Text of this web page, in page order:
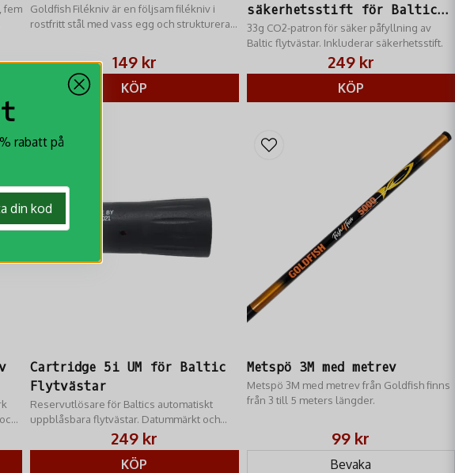
fem
Goldfish Filékniv är en följsam filékniv i
rostfritt stål med vass egg och strukturerat
149 kr
KÖP
säkerhetsstift för Baltic
flytvästar
33g CO2-patron för säker påfyllning av
Baltic flytvästar. Inkluderar säkerhetsstift.
249 kr
KÖP
Cartridge 5i UM för Baltic
Flytvästar
Reservutlösare för Baltics automatiskt
uppblåsbara flytvästar. Datummärkt och
passar modeller som Winner, Breeze och
Delta.
249 kr
KÖP
Metspö 3M med metrev
Metspö 3M med metrev från Goldfish finns
från 3 till 5 meters längder.
99 kr
Bevaka
rabatt på
din kod